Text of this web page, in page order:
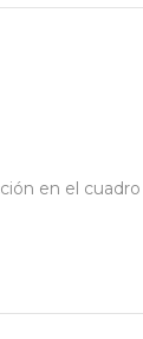
en el